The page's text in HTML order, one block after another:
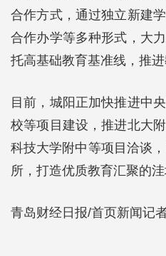
合作方式，通过独立新建
合作办学等多种形式，大
托高基础教育基准线，推进
目前，城阳正加快推进中
校等项目建设，推进北大
科技大学附中等项目洽谈
所，打造优质教育汇聚的洼
青岛财经日报/首页新闻记